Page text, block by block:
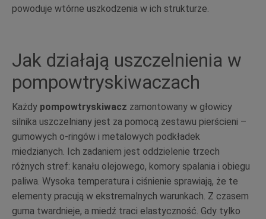
powoduje wtórne uszkodzenia w ich strukturze.
Jak działają uszczelnienia w
pompowtryskiwaczach
Każdy pompowtryskiwacz zamontowany w głowicy
silnika uszczelniany jest za pomocą zestawu pierścieni –
gumowych o-ringów i metalowych podkładek
miedzianych. Ich zadaniem jest oddzielenie trzech
różnych stref: kanału olejowego, komory spalania i obiegu
paliwa. Wysoka temperatura i ciśnienie sprawiają, że te
elementy pracują w ekstremalnych warunkach. Z czasem
guma twardnieje, a miedź traci elastyczność. Gdy tylko